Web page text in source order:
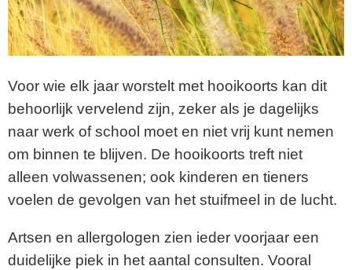
Voor wie elk jaar worstelt met hooikoorts kan dit
behoorlijk vervelend zijn, zeker als je dagelijks
naar werk of school moet en niet vrij kunt nemen
om binnen te blijven. De hooikoorts treft niet
alleen volwassenen; ook kinderen en tieners
voelen de gevolgen van het stuifmeel in de lucht.
Artsen en allergologen zien ieder voorjaar een
duidelijke piek in het aantal consulten. Vooral